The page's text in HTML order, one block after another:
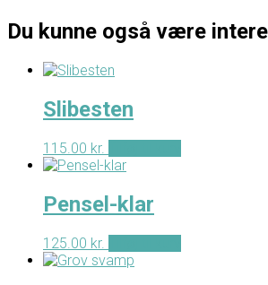
Du kunne også være
Slibesten
115.00 kr.
Pensel-klar
125.00 kr.